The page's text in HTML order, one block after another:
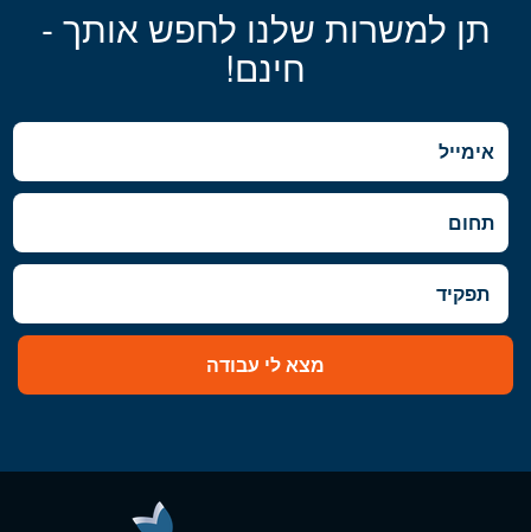
תן למשרות שלנו לחפש אותך -
חינם!
מצא לי עבודה